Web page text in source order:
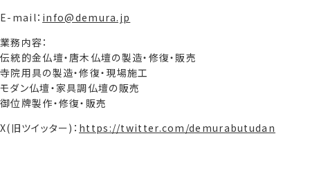
E-mail： info@demura.jp
業務内容：
伝統的金仏壇・唐木仏壇の製造・修復・販売
寺院用具の製造・修復・現場施工
モダン仏壇・家具調仏壇の販売
御位牌製作・修復・販売
X(旧ツイッター)： https://twitter.com/demurabutudan